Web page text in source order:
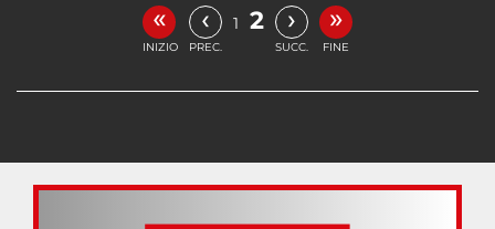
«
INIZIO
‹
PREC.
1 2 ›
SUCC.
»
FINE